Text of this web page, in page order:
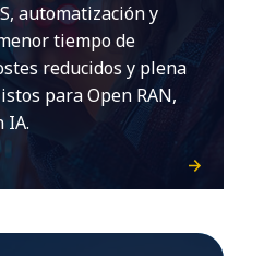
automatización y
tiempo de
reducidos y plena
para Open RAN,
IA.